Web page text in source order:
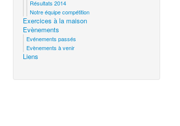
Résultats 2014
Notre équipe compétition
Exercices à la maison
Evènements
Evénements passés
Evènements à venir
Liens